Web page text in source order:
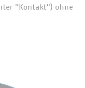
"Kontakt") ohne